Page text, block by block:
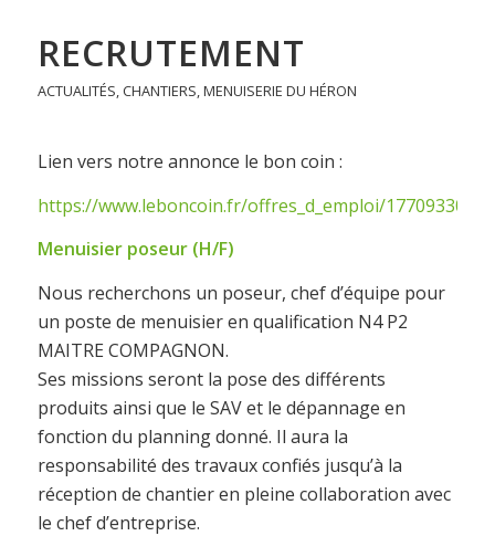
RECRUTEMENT
ACTUALITÉS CHANTIERS MENUISERIE DU HÉRON
Lien vers notre annonce le bon coin :
https://www.leboncoin.fr/offres_d_emploi/
Menuisier poseur (H/F)
Nous recherchons un poseur, chef d’équipe pour
un poste de menuisier en qualification N4 P2
MAITRE COMPAGNON.
Ses missions seront la pose des différents
produits ainsi que le SAV et le dépannage en
fonction du planning donné. Il aura la
responsabilité des travaux confiés jusqu’à la
réception de chantier en pleine collaboration avec
le chef d’entreprise.